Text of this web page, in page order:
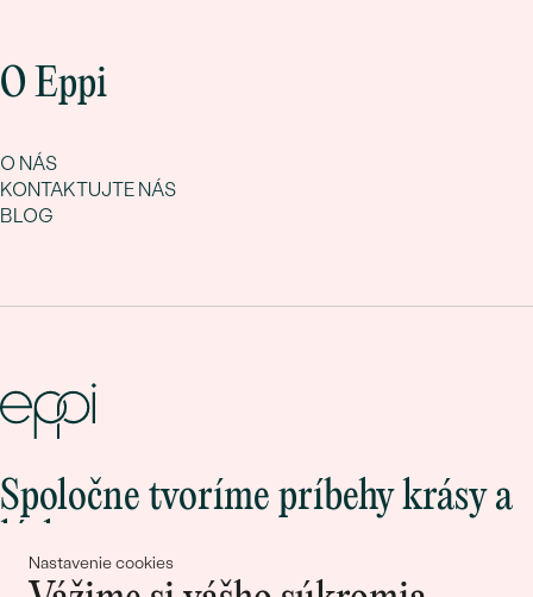
Nastavenie cookies
O Eppi
O NÁS
KONTAKTUJTE NÁS
BLOG
Spoločne tvoríme príbehy krásy a